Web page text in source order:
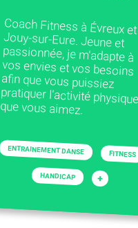
Coach Fitness à Évreux et
Jouy-sur-Eure. Jeune et
passionnée, je m'adapte à
vos envies et vos besoins
afin que vous puissiez
pratiquer l'activité physique
que vous aimez.
ENTRAINEMENT DANSE FITNESS
HANDICAP +